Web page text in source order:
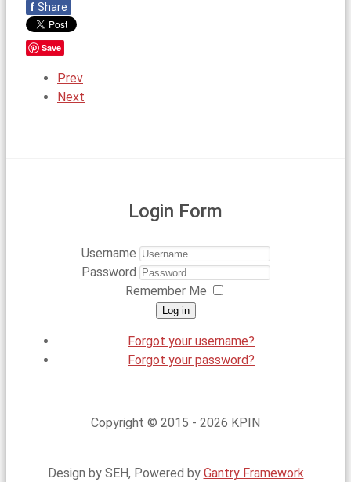
f Share
Save
Prev
Next
Login Form
Username
Password
Remember Me
Log in
Forgot your username?
Forgot your password?
Copyright © 2015 - 2026 KPIN
Design by SEH, Powered by Gantry Framework